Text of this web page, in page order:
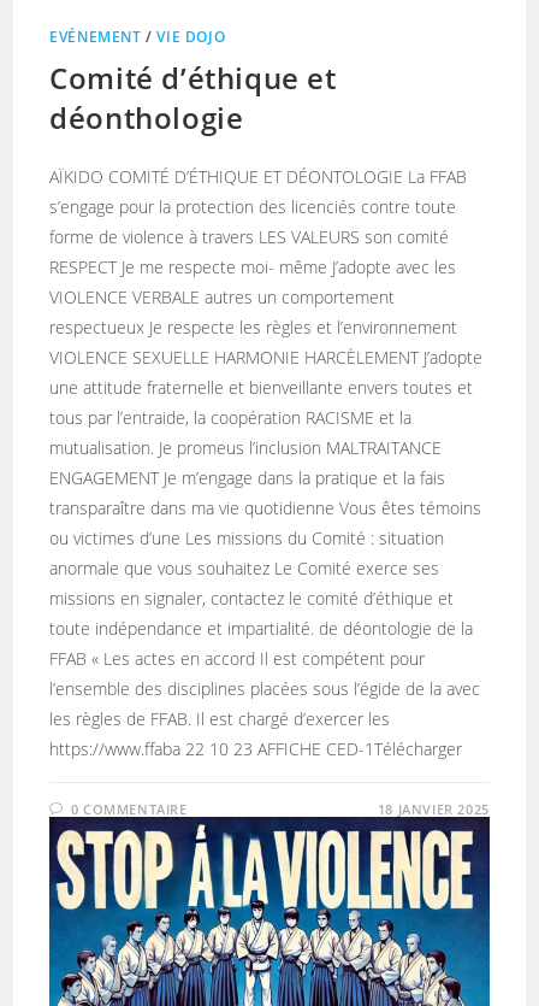
EVÉNEMENT /VIE DOJO
Comité d’éthique et
déonthologie
AÏKIDO COMITÉ D’ÉTHIQUE ET DÉONTOLOGIE La FFAB
s’engage pour la protection des licenciés contre toute
forme de violence à travers LES VALEURS son comité
RESPECT Je me respecte moi- même J’adopte avec les
VIOLENCE VERBALE autres un comportement
respectueux Je respecte les règles et l’environnement
VIOLENCE SEXUELLE HARMONIE HARCÈLEMENT J’adopte
une attitude fraternelle et bienveillante envers toutes et
tous par l’entraide, la coopération RACISME et la
mutualisation. Je promeus l’inclusion MALTRAITANCE
ENGAGEMENT Je m’engage dans la pratique et la fais
transparaître dans ma vie quotidienne Vous êtes témoins
ou victimes d’une Les missions du Comité : situation
anormale que vous souhaitez Le Comité exerce ses
missions en signaler, contactez le comité d’éthique et
toute indépendance et impartialité. de déontologie de la
FFAB « Les actes en accord Il est compétent pour
l’ensemble des disciplines placées sous l’égide de la avec
les règles de FFAB. Il est chargé d’exercer les
https://www.ffaba 22 10 23 AFFICHE CED-1Télécharger
0 COMMENTAIRE 18 JANVIER 2025